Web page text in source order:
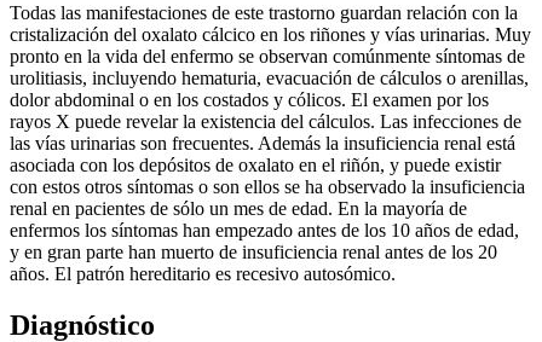
Todas las manifestaciones de este trastorno guardan relación con la
cristalización del oxalato cálcico en los riñones y vías urinarias. Muy
pronto en la vida del enfermo se observan comúnmente síntomas de
urolitiasis, incluyendo hematuria, evacuación de cálculos o arenillas,
dolor abdominal o en los costados y cólicos. El examen por los
rayos X puede revelar la existencia del cálculos. Las infecciones de
las vías urinarias son frecuentes. Además la insuficiencia renal está
asociada con los depósitos de oxalato en el riñón, y puede existir
con estos otros síntomas o son ellos se ha observado la insuficiencia
renal en pacientes de sólo un mes de edad. En la mayoría de
enfermos los síntomas han empezado antes de los 10 años de edad,
y en gran parte han muerto de insuficiencia renal antes de los 20
años. El patrón hereditario es recesivo autosómico.
Diagnóstico